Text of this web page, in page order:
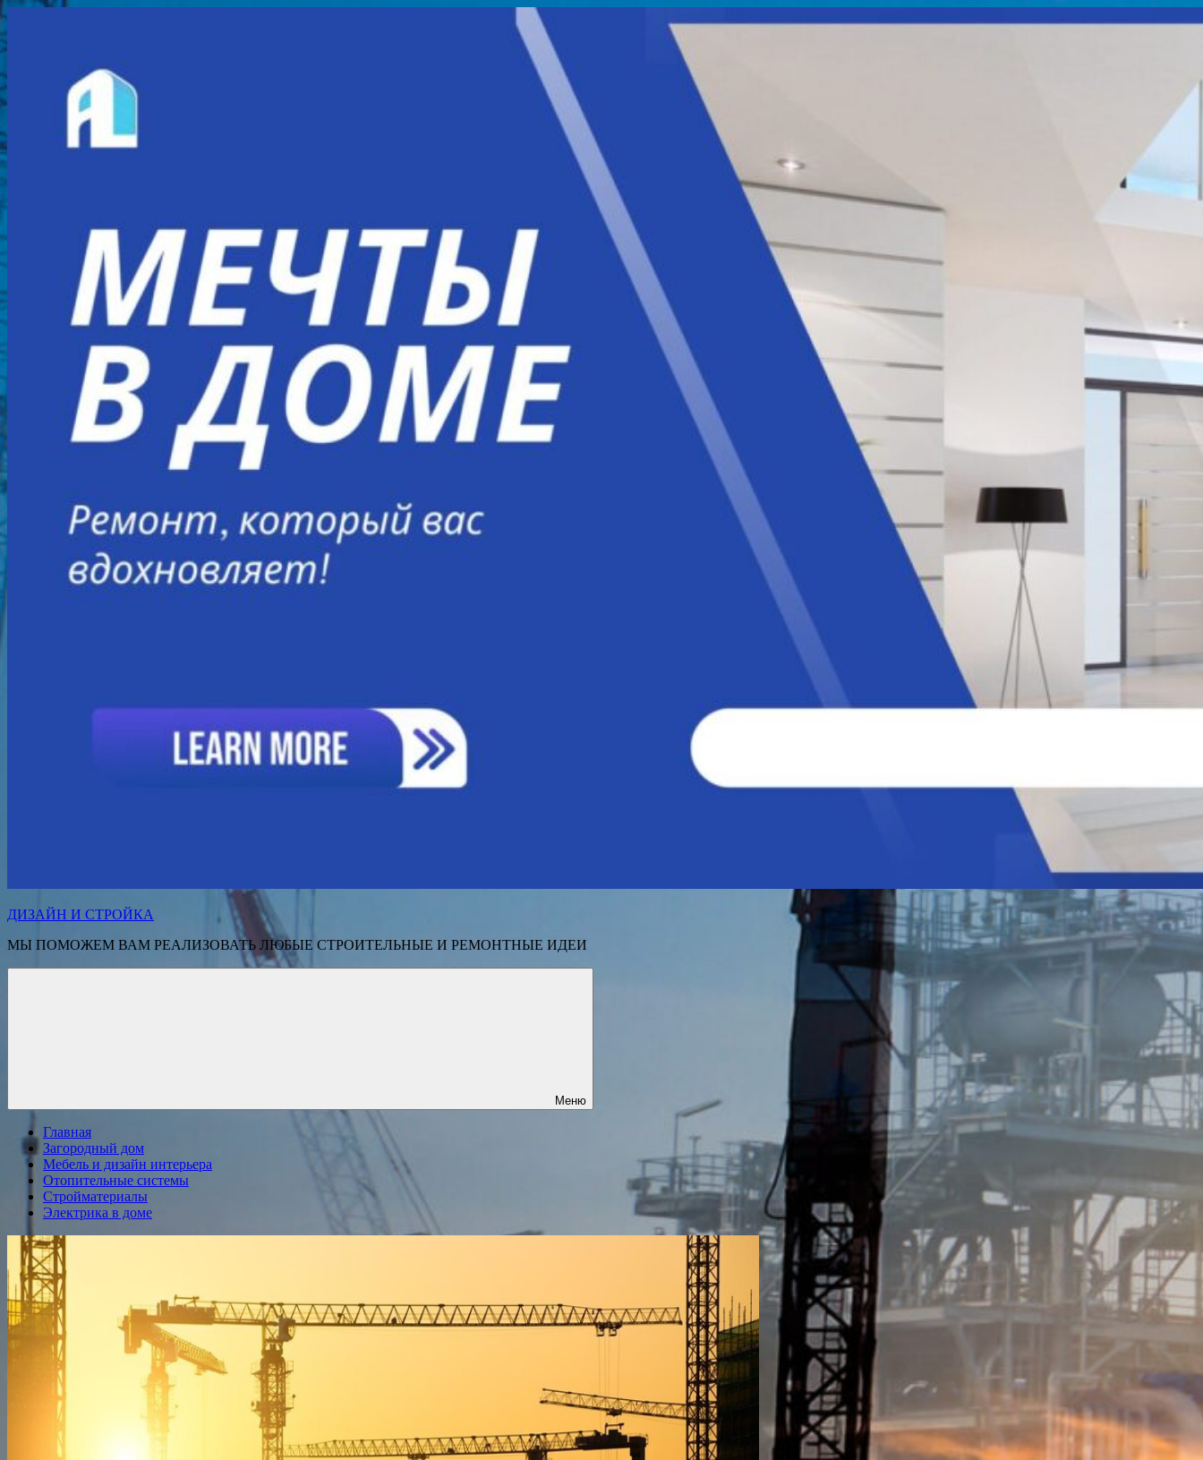
Перейти
к
содержимому
ДИЗАЙН И СТРОЙКА
МЫ ПОМОЖЕМ ВАМ РЕАЛИЗОВАТЬ ЛЮБЫЕ СТРОИТЕЛЬНЫЕ И РЕМОНТНЫЕ ИДЕИ
Меню
Главная
Загородный дом
Мебель и дизайн интерьера
Отопительные системы
Стройматериалы
Электрика в доме